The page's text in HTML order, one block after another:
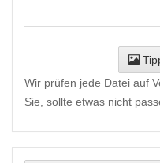
Wir prüfen jede Datei auf
Sie, sollte etwas nicht